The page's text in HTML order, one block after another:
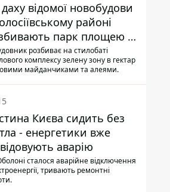
відомої новобудови
районі
парк площею в
розбиває на стилобаті
комплексу зелену зону в гектар
майданчиками та алеями.
Києва сидить без
- енергетики вже
аварію
сталося аварійне відключення
тривають ремонтні